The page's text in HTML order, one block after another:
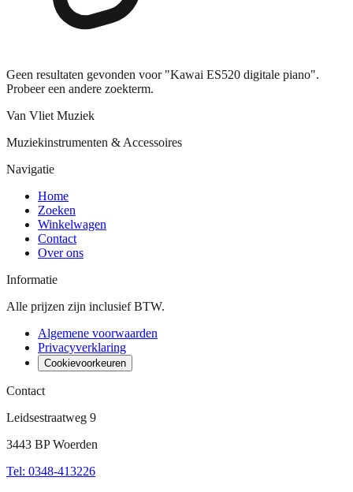
Geen resultaten gevonden voor "Kawai ES520 digitale piano".
Probeer een andere zoekterm.
Van Vliet Muziek
Muziekinstrumenten & Accessoires
Navigatie
Home
Zoeken
Winkelwagen
Contact
Over ons
Informatie
Alle prijzen zijn inclusief BTW.
Algemene voorwaarden
Privacyverklaring
Cookievoorkeuren
Contact
Leidsestraatweg 9
3443 BP Woerden
Tel: 0348-413226